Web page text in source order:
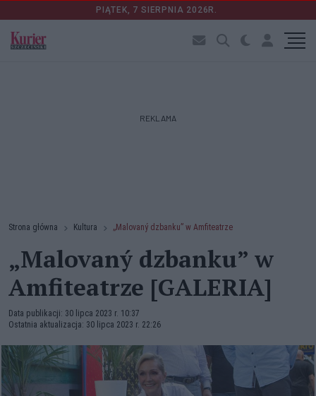
PIĄTEK, 7 SIERPNIA 2026R.
REKLAMA
Strona główna Kultura „Malovaný dzbanku” w Amfiteatrze
„Malovaný dzbanku” w
Amfiteatrze [GALERIA]
Data publikacji: 30 lipca 2023 r. 10:37
Ostatnia aktualizacja: 30 lipca 2023 r. 22:26